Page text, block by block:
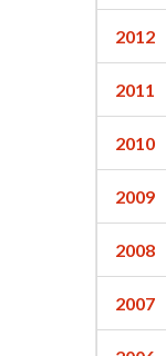
2012
2011
2010
2009
2008
2007